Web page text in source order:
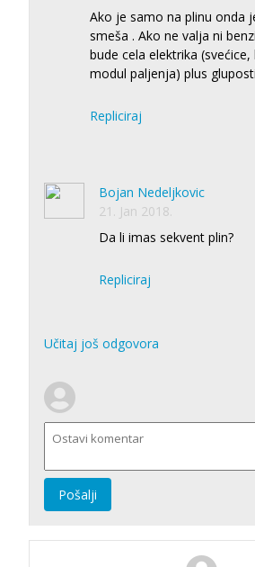
Ako je samo na plinu onda
smeša . Ako ne valja ni
bude cela elektrika
modul paljenja) plus
Repliciraj
Bojan Nedeljkovic
21. Jan 2018.
Da li imas sekvent plin?
Repliciraj
Učitaj još odgovora
Pošalji